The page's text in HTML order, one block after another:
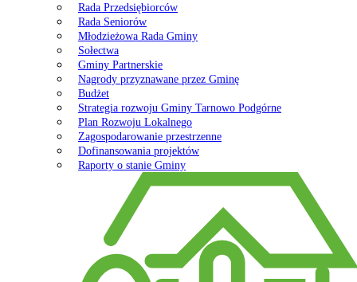
Rada Przedsiębiorców
Rada Seniorów
Młodzieżowa Rada Gminy
Sołectwa
Gminy Partnerskie
Nagrody przyznawane przez Gminę
Budżet
Strategia rozwoju Gminy Tarnowo Podgórne
Plan Rozwoju Lokalnego
Zagospodarowanie przestrzenne
Dofinansowania projektów
Raporty o stanie Gminy